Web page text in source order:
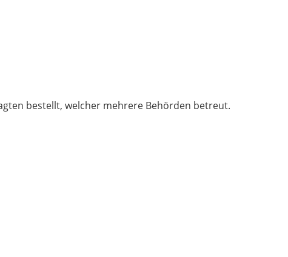
bestellt, welcher mehrere Behörden betreut.